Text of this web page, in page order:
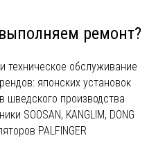
ремонт?
техническое обслуживание
японских установок
шведского производства
SOOSAN, KANGLIM, DONG
PALFINGER